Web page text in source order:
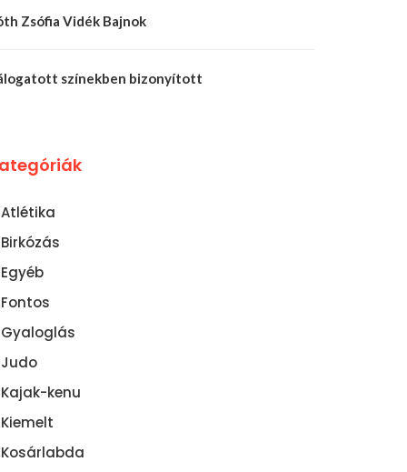
ÉREMBŐL JUTOTT
Zsófia Vidék Bajnok
színekben bizonyított
Atlétika
Birkózás
Egyéb
Fontos
Gyaloglás
Judo
Kajak-kenu
Kiemelt
Kosárlabda